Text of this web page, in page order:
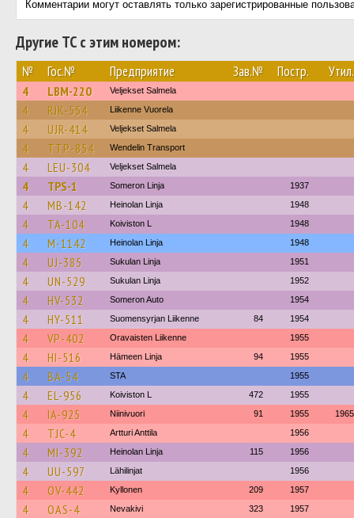
Комментарии могут оставлять только зарегистрированные
Другие ТС с этим номером:
№ Гос.№ Предприятие Зав.№ Постр. Утил.
4 LBM-220 Veljekset Salmela
4 RJK-554 Liikenne Vuorela
4 UJR-414 Veljekset Salmela
4 TTP-854 Wendelin Transport
4 LEU-304 Veljekset Salmela
4 TPS-1 Someron Linja 1937
4 MB-142 Heinolan Linja 1948
4 TA-104 Koiviston L 1948
4 M-1142 Heinolan Linja 1948
4 UJ-385 Sukulan Linja 1951
4 UN-529 Sukulan Linja 1952
4 HV-532 Someron Auto 1954
4 HY-511 Suomensyrjan Liikenne 84 1954
4 VP-402 Oravaisten Liikenne 1955
4 HI-516 Hämeen Linja 94 1955
4 BA-54 STA 1955
4 EL-956 Koiviston L 472 1955
4 IA-925 Niinivuori 91 1955 1965
4 TJC-4 Artturi Anttila 1956
4 MI-392 Heinolan Linja 115 1956
4 UU-597 Lähilinjat 1956
4 OV-442 Kyllonen 209 1957
4 OAS-4 Nevakivi 323 1957